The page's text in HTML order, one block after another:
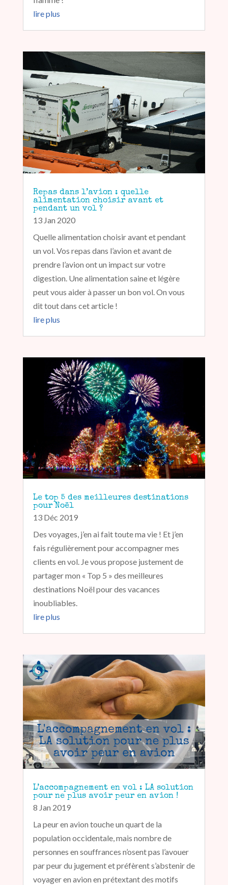
lire plus
Repas dans l’avion : quelle
alimentation choisir avant et
pendant un vol ?
13 Jan 2020
Quelle alimentation choisir avant et pendant
un vol. Vos repas dans l’avion et avant de
prendre l’avion ont un impact sur votre
digestion. Une alimentation saine et légère
peut vous aider à passer un bon vol. On vous
dit tout dans cet article !
lire plus
Le top 5 des meilleures destinations
pour Noël
13 Déc 2019
Des voyages, j’en ai fait toute ma vie ! Et j’en
fais régulièrement pour accompagner mes
clients en vol. Je vous propose justement de
partager mon « Top 5 » des meilleures
destinations Noël pour des vacances
inoubliables.
lire plus
L’accompagnement en vol : LA solution
pour ne plus avoir peur en avion !
8 Jan 2019
La peur en avion touche un quart de la
population occidentale, mais nombre de
personnes en souffrances n’osent pas l’avouer
par peur du jugement et préfèrent s’abstenir de
voyager en avion en prétextant des motifs